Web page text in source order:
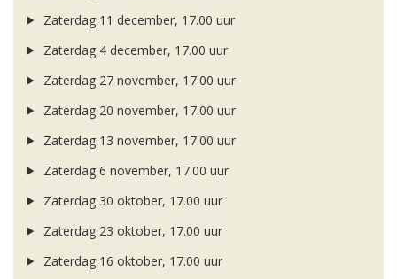
Zaterdag 11 december, 17.00 uur
Zaterdag 4 december, 17.00 uur
Zaterdag 27 november, 17.00 uur
Zaterdag 20 november, 17.00 uur
Zaterdag 13 november, 17.00 uur
Zaterdag 6 november, 17.00 uur
Zaterdag 30 oktober, 17.00 uur
Zaterdag 23 oktober, 17.00 uur
Zaterdag 16 oktober, 17.00 uur